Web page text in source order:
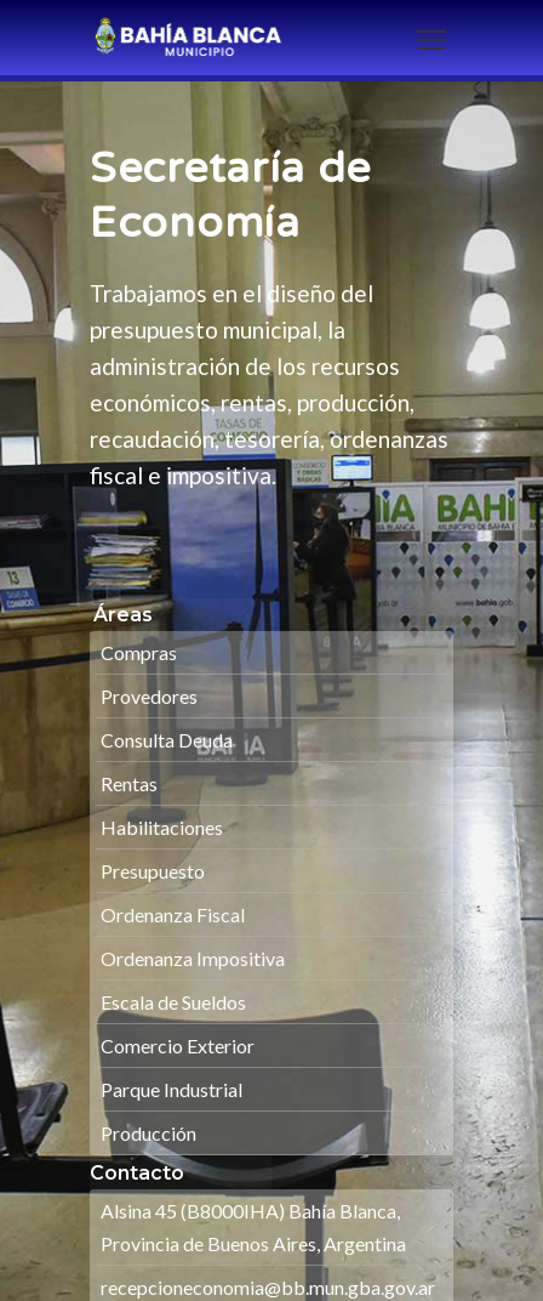
Secretaría de
Economía
Trabajamos en el diseño del
presupuesto municipal, la
administración de los recursos
económicos, rentas, producción,
recaudación, tesorería, ordenanzas
fiscal e impositiva.
Áreas
Compras
Provedores
Consulta Deuda
Rentas
Habilitaciones
Presupuesto
Ordenanza Fiscal
Ordenanza Impositiva
Escala de Sueldos
Comercio Exterior
Parque Industrial
Producción
Contacto
Alsina 45 (B8000IHA) Bahía Blanca,
Provincia de Buenos Aires, Argentina
recepcioneconomia@bb.mun.gba.gov.ar